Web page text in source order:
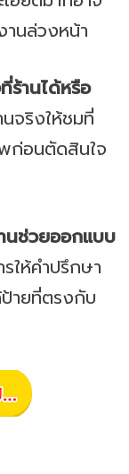
านล่วงหน้า
ร้านได้หรือ
จริงให้ชมที่
ก่อนตัดสินใจ
นช่วยออกแบบ
ให้คำปรึกษา
ายที่ตรงกับ